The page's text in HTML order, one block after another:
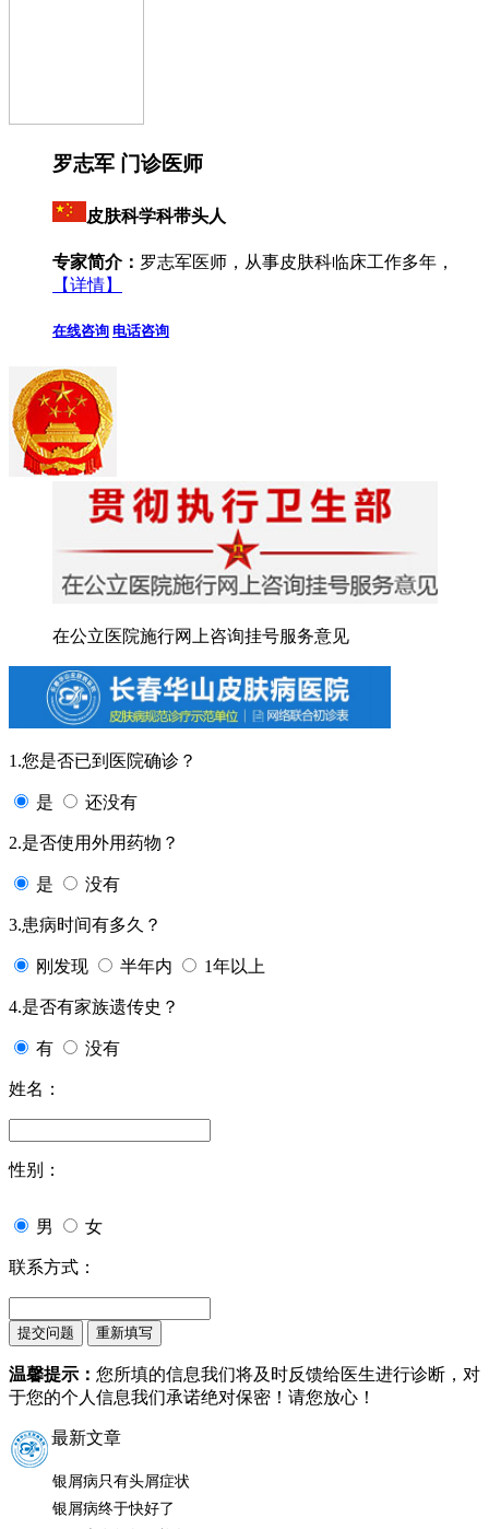
罗志军 门诊医师
皮肤科学科带头人
专家简介： 罗志军医师，从事皮肤科临床工作多年，
【详情】
在线咨询 电话咨询
在公立医院施行网上咨询挂号服务意见
1.您是否已到医院确诊？
是 还没有
2.是否使用外用药物？
是 没有
3.患病时间有多久？
刚发现 半年内 1年以上
4.是否有家族遗传史？
有 没有
姓名：
性别：
男 女
联系方式：
温馨提示： 您所填的信息我们将及时反馈给医生进行诊断，对
于您的个人信息我们承诺绝对保密！请您放心！
最新文章
银屑病只有头屑症状
银屑病终于快好了